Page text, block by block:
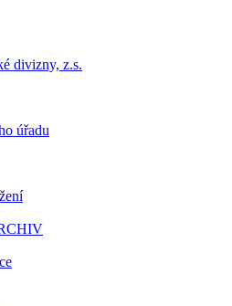
divizny, z.s.
úřadu